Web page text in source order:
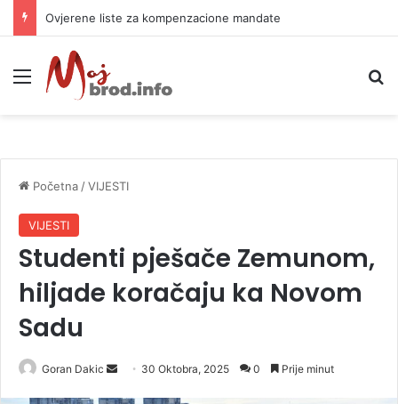
Ovjerene liste za kompenzacione mandate
Meni
Početna /VIJESTI
VIJESTI
Studenti pješače Zemunom,
hiljade koračaju ka Novom
Sadu
Goran Dakic 30 Oktobra, 2025 0 Prije minut